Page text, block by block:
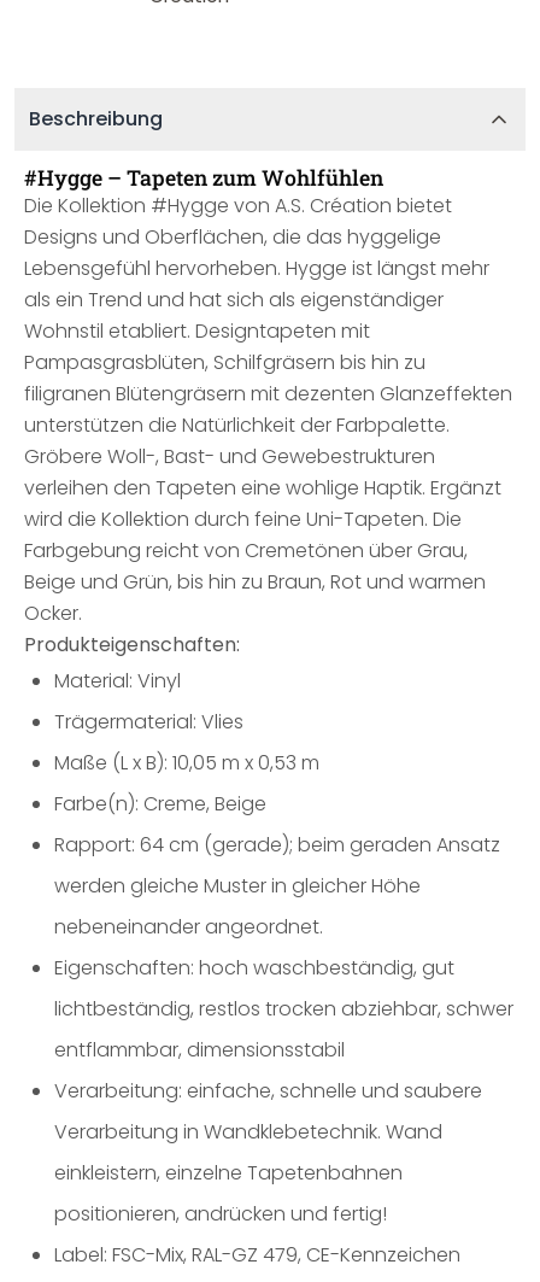
Beschreibung
#Hygge – Tapeten zum Wohlfühlen
Die Kollektion #Hygge von A.S. Création bietet
Designs und Oberflächen, die das hyggelige
Lebensgefühl hervorheben. Hygge ist längst mehr
als ein Trend und hat sich als eigenständiger
Wohnstil etabliert. Designtapeten mit
Pampasgrasblüten, Schilfgräsern bis hin zu
filigranen Blütengräsern mit dezenten Glanzeffekten
unterstützen die Natürlichkeit der Farbpalette.
Gröbere Woll-, Bast- und Gewebestrukturen
verleihen den Tapeten eine wohlige Haptik. Ergänzt
wird die Kollektion durch feine Uni-Tapeten. Die
Farbgebung reicht von Cremetönen über Grau,
Beige und Grün, bis hin zu Braun, Rot und warmen
Ocker.
Produkteigenschaften:
Material: Vinyl
Trägermaterial: Vlies
Maße (L x B): 10,05 m x 0,53 m
Farbe(n): Creme, Beige
Rapport: 64 cm (gerade); beim geraden Ansatz
werden gleiche Muster in gleicher Höhe
nebeneinander angeordnet.
Eigenschaften: hoch waschbeständig, gut
lichtbeständig, restlos trocken abziehbar, schwer
entflammbar, dimensionsstabil
Verarbeitung: einfache, schnelle und saubere
Verarbeitung in Wandklebetechnik. Wand
einkleistern, einzelne Tapetenbahnen
positionieren, andrücken und fertig!
Label: FSC-Mix, RAL-GZ 479, CE-Kennzeichen